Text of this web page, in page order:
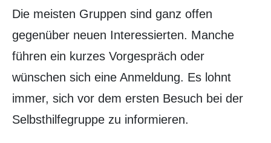
Die meisten Gruppen sind ganz offen
gegenüber neuen Interessierten. Manche
führen ein kurzes Vorgespräch oder
wünschen sich eine Anmeldung. Es lohnt
immer, sich vor dem ersten Besuch bei der
Selbsthilfegruppe zu informieren.